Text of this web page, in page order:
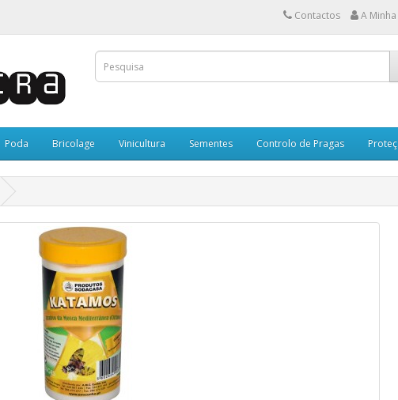
Contactos A
Poda Bricolage Vinicultura Sementes Controlo de Pragas